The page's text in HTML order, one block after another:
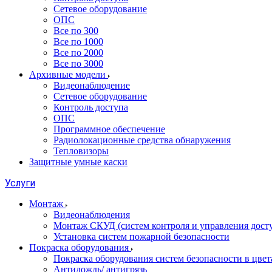
Сетевое оборудование
ОПС
Все по 300
Все по 1000
Все по 2000
Все по 3000
Архивные модели
Видеонаблюдение
Сетевое оборудование
Контроль доступа
ОПС
Программное обеспечение
Радиолокационные средства обнаружения
Тепловизоры
Защитные умные каски
Услуги
Монтаж
Видеонаблюдения
Монтаж СКУД (систем контроля и управления
Установка систем пожарной безопасности
Покраска оборудования
Покраска оборудования систем безопасности в
Антидождь/ антигрязь